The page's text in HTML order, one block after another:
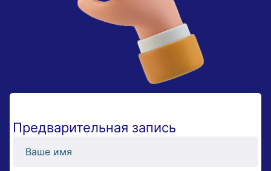
Предварительная запись